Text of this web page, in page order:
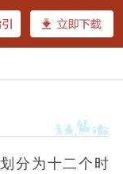
分为十二个时